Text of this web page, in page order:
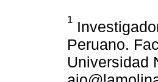
1
Peruano.
Universidad